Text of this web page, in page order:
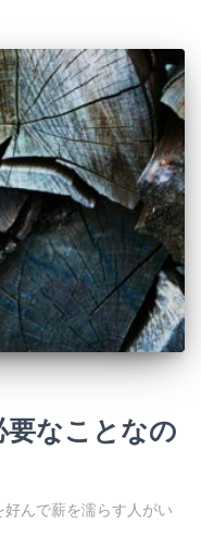
なことなの
んで薪を濡らす人がい